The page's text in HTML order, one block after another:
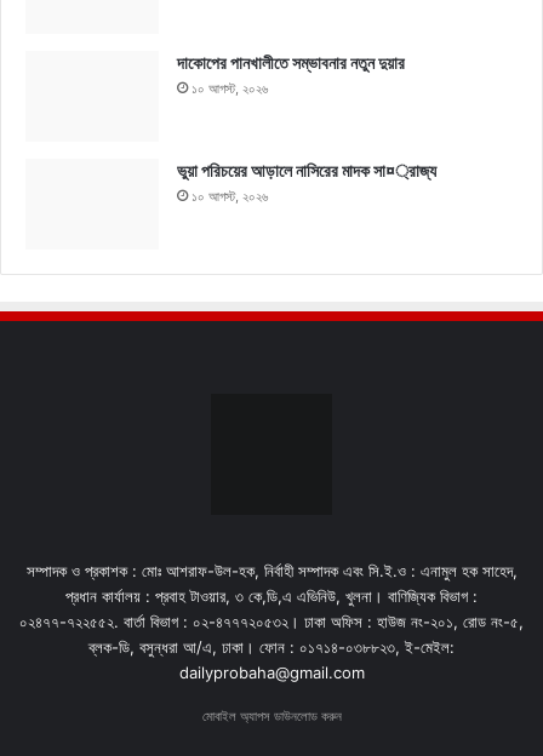
দাকোপের পানখালীতে সম্ভাবনার নতুন দুয়ার
১০ আগস্ট, ২০২৬
ভুয়া পরিচয়ের আড়ালে নাসিরের মাদক সা¤্রাজ্য
১০ আগস্ট, ২০২৬
সম্পাদক ও প্রকাশক : মোঃ আশরাফ-উল-হক, নির্বাহী সম্পাদক এবং সি.ই.ও : এনামুল হক সাহেদ,
প্রধান কার্যালয় : প্রবাহ টাওয়ার, ৩ কে,ডি,এ এভিনিউ, খুলনা। বাণিজ্যিক বিভাগ :
০২৪৭৭-৭২২৫৫২. বার্তা বিভাগ : ০২-৪৭৭৭২০৫৩২। ঢাকা অফিস : হাউজ নং-২০১, রোড নং-৫,
ব্লক-ডি, বসুন্ধরা আ/এ, ঢাকা। ফোন : ০১৭১৪-০৩৮৮২৩, ই-মেইল:
dailyprobaha@gmail.com
মোবাইল অ্যাপস ডাউনলোড করুন